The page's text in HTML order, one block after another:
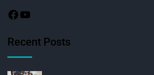
Recent Posts